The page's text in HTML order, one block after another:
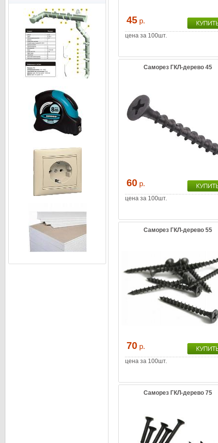
45 р.
цена за 100шт.
Саморез ГКЛ-дерево 45
60 р.
цена за 100шт.
Саморез ГКЛ-дерево 55
70 р.
цена за 100шт.
Саморез ГКЛ-дерево 75